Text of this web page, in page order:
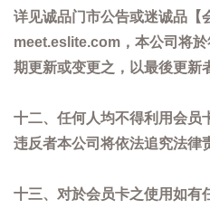
详见诚品门市公告或迷诚品【
meet.eslite.com，本公司将
期更新或变更之，以最後更新
十二、任何人均不得利用会员
违反者本公司将依法追究法律
十三、对於会员卡之使用如有